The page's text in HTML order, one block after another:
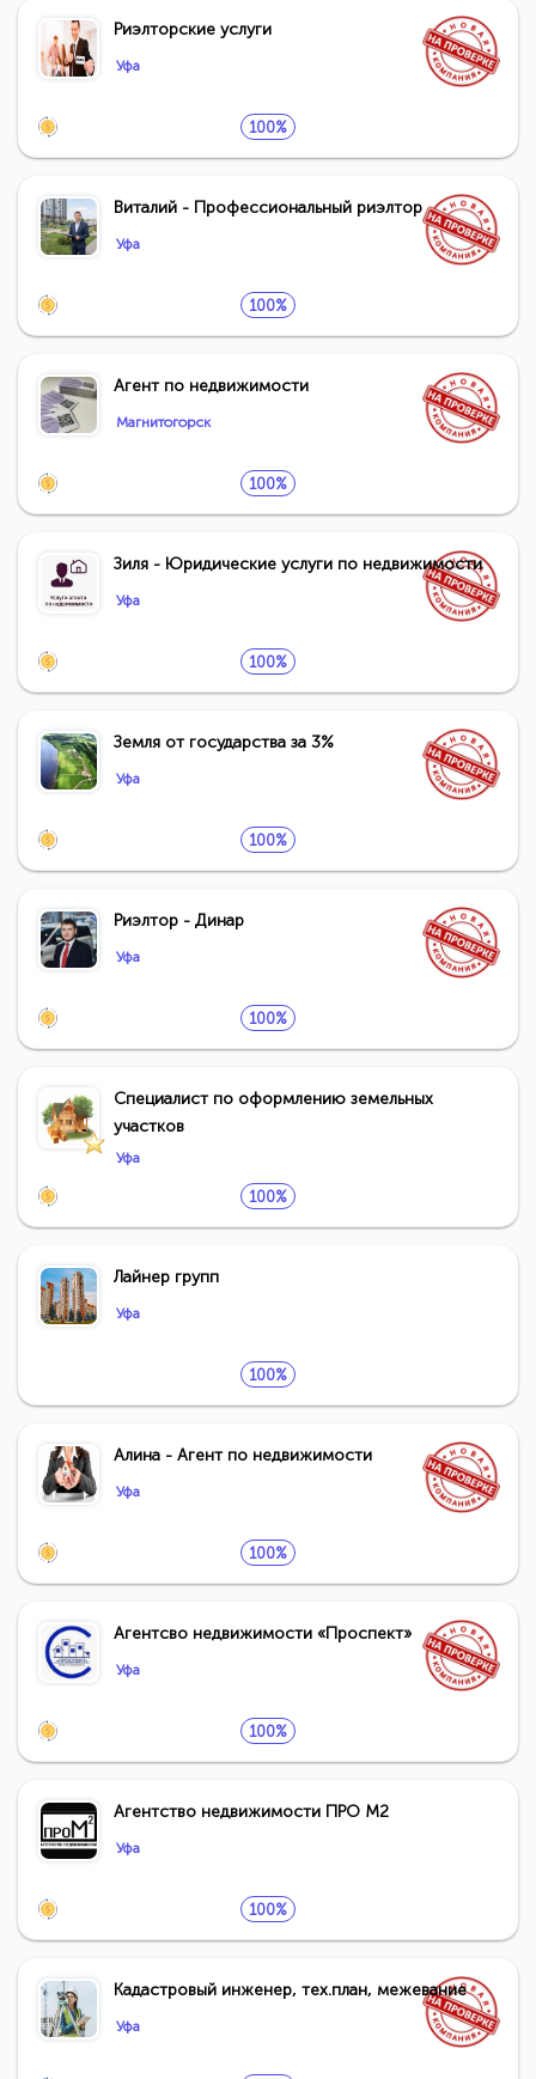
Риэлторские услуги
Уфа
100%
Виталий - Профессиональный риэлтор
Уфа
100%
Агент по недвижимости
Магнитогорск
100%
Зиля - Юридические услуги по недвижимости
Уфа
100%
Земля от государства за 3%
Уфа
100%
Риэлтор - Динар
Уфа
100%
Специалист по оформлению земельных
участков
Уфа
100%
Лайнер групп
Уфа
100%
Алина - Агент по недвижимости
Уфа
100%
Агентсво недвижимости «Проспект»
Уфа
100%
Агентство недвижимости ПРО М2
Уфа
100%
Кадастровый инженер, тех.план, межевание
Уфа